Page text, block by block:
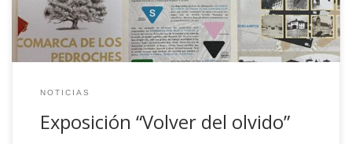
NOTICIAS
Exposición “Volver del olvido”